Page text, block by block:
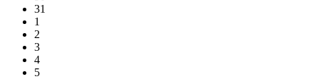
31
1
2
3
4
5